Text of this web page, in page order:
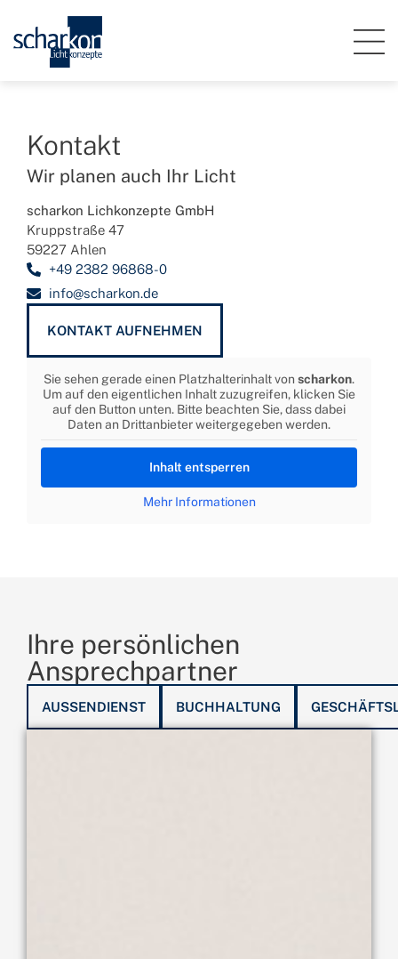
Kontakt
Wir planen auch Ihr Licht
scharkon Lichkonzepte GmbH
Kruppstraße 47
59227 Ahlen
+49 2382 96868-0
info@scharkon.de
KONTAKT AUFNEHMEN
Sie sehen gerade einen Platzhalterinhalt von scharkon.
Um auf den eigentlichen Inhalt zuzugreifen, klicken Sie
auf den Button unten. Bitte beachten Sie, dass dabei
Daten an Drittanbieter weitergegeben werden.
Inhalt entsperren
Mehr Informationen
Ihre persönlichen
Ansprechpartner
AUSSENDIENST BUCHHALTUNG